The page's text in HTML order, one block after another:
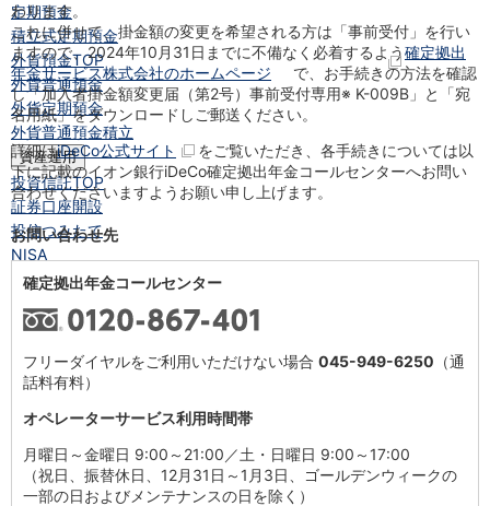
定期預金
積立式定期預金
外貨預金TOP
外貨普通預金
外貨定期預金
外貨普通預金積立
資産運用
投資信託TOP
証券口座開設
投信つみたて
NISA
金銭信託
取扱商品一覧
iDeCo・国民年金基金
iDeCo（個人型確定拠出年金）
ロボアドバイザークラウドファンディング
WealthNavi for イオン銀行（ロボアドバイザー）
funds
まいクラウドファンディング
わります。
これに併せて、掛金額の変更を希望される方は「事前受付」を行い
ますので、2024年10月31日までに不備なく必着するよう確定拠出
年金サービス株式会社のホームページ
で、お手続きの方法を確認
し「加入者掛金額変更届（第2号）事前受付専用※ K-009B 」と「宛
名用紙」をダウンロードしご郵送ください。
詳細はiDeCo公式サイト
をご覧いただき、各手続きについては以
下に記載のイオン銀行iDeCo確定拠出年金コールセンターへお問い
合わせくださいますようお願い申し上げます。
お問い合わせ先
確定拠出年金コールセンター
フリーダイヤルをご利用いただけない場合 045-949-6250 （通
話料有料）
オペレーターサービス利用時間帯
月曜日～金曜日 9:00～21:00／土・日曜日 9:00～17:00
（祝日、振替休日、12月31日～1月3日、ゴールデンウィークの
一部の日およびメンテナンスの日を除く）